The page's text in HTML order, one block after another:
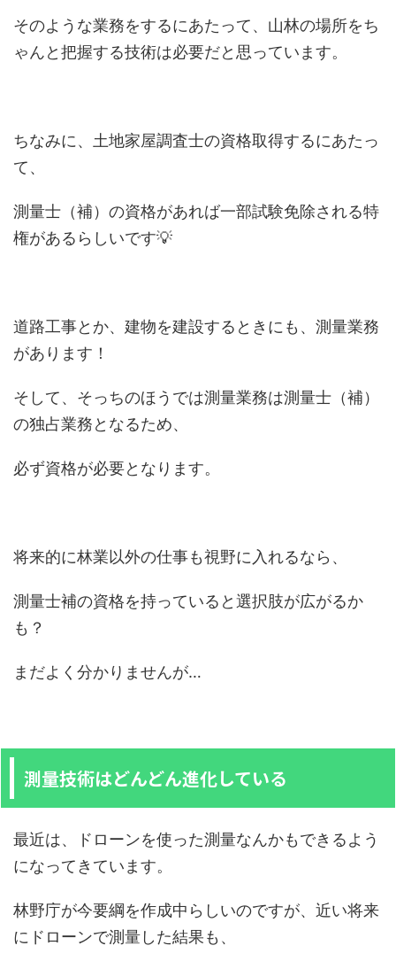
そのような業務をするにあたって、山林の場所をち
ゃんと把握する技術は必要だと思っています。
ちなみに、土地家屋調査士の資格取得するにあたっ
て、
測量士（補）の資格があれば一部試験免除される特
権があるらしいです💡
道路工事とか、建物を建設するときにも、測量業務
があります！
そして、そっちのほうでは測量業務は測量士（補）
の独占業務となるため、
必ず資格が必要となります。
将来的に林業以外の仕事も視野に入れるなら、
測量士補の資格を持っていると選択肢が広がるか
も？
まだよく分かりませんが…
測量技術はどんどん進化している
最近は、ドローンを使った測量なんかもできるよう
になってきています。
林野庁が今要綱を作成中らしいのですが、近い将来
にドローンで測量した結果も、